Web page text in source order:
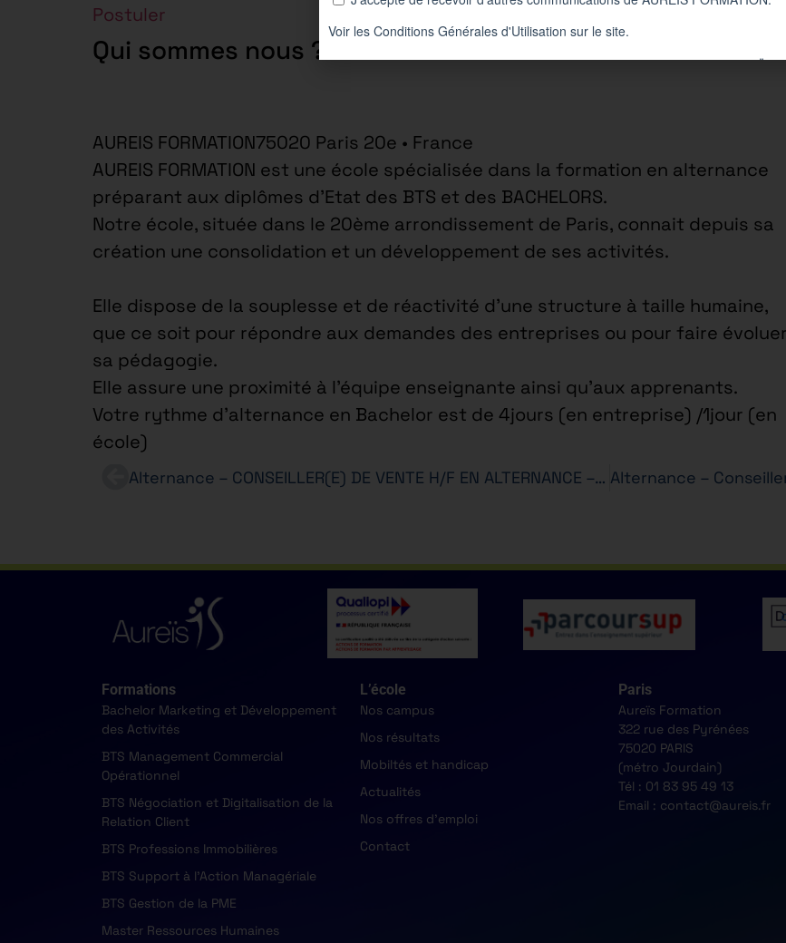
Postuler
Qui sommes nous ?
AUREIS FORMATION75020 Paris 20e • France
AUREIS FORMATION est une école spécialisée dans la formation en alternance
préparant aux diplômes d’Etat des BTS et des BACHELORS.
Notre école, située dans le 20ème arrondissement de Paris, connait depuis sa
création une consolidation et un développement de ses activités.
Elle dispose de la souplesse et de réactivité d’une structure à taille humaine,
que ce soit pour répondre aux demandes des entreprises ou pour faire évoluer
sa pédagogie.
Elle assure une proximité à l’équipe enseignante ainsi qu’aux apprenants.
Votre rythme d’alternance en Bachelor est de 4jours (en entreprise) /1jour (en
école)
Alternance – CONSEILLER(E) DE VENTE H/F EN ALTERNANCE – BTS MCO
Formations
Bachelor Marketing et Développement
des Activités
BTS Management Commercial
Opérationnel
BTS Négociation et Digitalisation de la
Relation Client
BTS Professions Immobilières
BTS Support à l'Action Managériale
BTS Gestion de la PME
Master Ressources Humaines
L’école
Nos campus
Nos résultats
Mobiltés et handicap
Actualités
Nos offres d'emploi
Contact
Paris
Aureïs Formation
322 rue des Pyrénées
75020 PARIS
(métro Jourdain)
Tél : 01 83 95 49 13
Email : contact@aureis.fr